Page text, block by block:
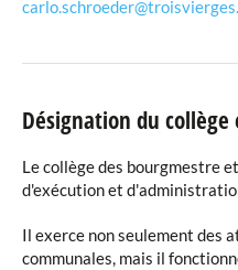
Désignation du collège
Le collège des bourgmestre
d'exécution et
Il exerce non seulement des
communales, mais il